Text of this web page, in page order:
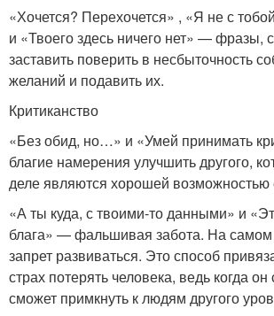
«Хочется? Перехочется» , «Я не с
и «Твоего здесь ничего нет» — фразы,
заставить поверить в несбыточность
желаний и подавить их.
Критиканство
«Без обид, но…» и «Умей принимать
благие намерения улучшить другого,
деле являются хорошей возможностью
«А ты куда, с твоими-то данными» и
блага» — фальшивая забота. На самом
запрет развиваться. Это способ
страх потерять человека, ведь когда
сможет примкнуть к людям другого